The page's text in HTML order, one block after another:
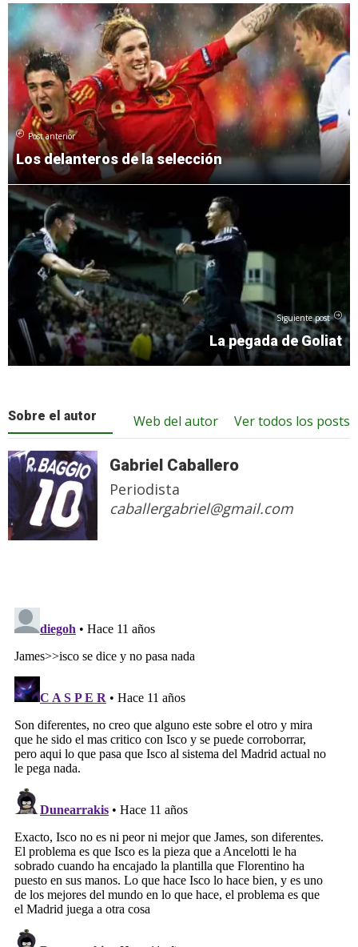
Post anterior
Los delanteros de la selección
Siguiente post
La pegada de Goliat
Sobre el autor Ver todos los posts
Web del autor
Gabriel Caballero
Periodista
caballergabriel@gmail.com